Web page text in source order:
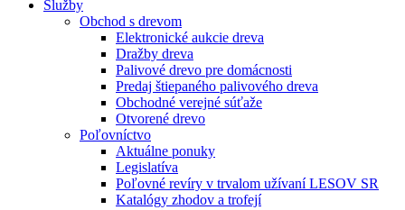
Služby
Obchod s drevom
Elektronické aukcie dreva
Dražby dreva
Palivové drevo pre domácnosti
Predaj štiepaného palivového dreva
Obchodné verejné súťaže
Otvorené drevo
Poľovníctvo
Aktuálne ponuky
Legislatíva
Poľovné revíry v trvalom užívaní LESOV SR
Katalógy zhodov a trofejí